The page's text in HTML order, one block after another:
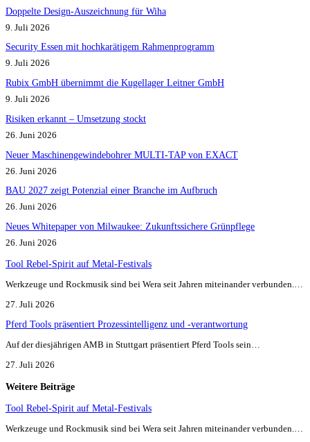
Doppelte Design-Auszeichnung für Wiha
9. Juli 2026
Security Essen mit hochkarätigem Rahmenprogramm
9. Juli 2026
Rubix GmbH übernimmt die Kugellager Leitner GmbH
9. Juli 2026
Risiken erkannt – Umsetzung stockt
26. Juni 2026
Neuer Maschinengewindebohrer MULTI-TAP von EXACT
26. Juni 2026
BAU 2027 zeigt Potenzial einer Branche im Aufbruch​
26. Juni 2026
Neues Whitepaper von Milwaukee: Zukunftssichere Grünpflege
26. Juni 2026
Tool Rebel-Spirit auf Metal-Festivals
Werkzeuge und Rockmusik sind bei Wera seit Jahren miteinander verbunden.…
27. Juli 2026
Pferd Tools präsentiert Prozessintelligenz und -verantwortung
Auf der diesjährigen AMB in Stuttgart präsentiert Pferd Tools sein…
27. Juli 2026
Weitere Beiträge
Tool Rebel-Spirit auf Metal-Festivals
Werkzeuge und Rockmusik sind bei Wera seit Jahren miteinander verbunden.…